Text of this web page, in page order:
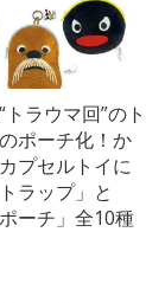
ラウマ回”のト
ポーチ化！か
プセルトイに
ラップ」と
ーチ」全10種